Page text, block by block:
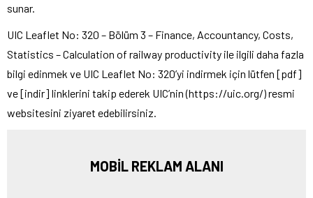
sunar.
UIC Leaflet No: 320 – Bölüm 3 – Finance, Accountancy, Costs,
Statistics – Calculation of railway productivity ile ilgili daha fazla
bilgi edinmek ve UIC Leaflet No: 320’yi indirmek için lütfen [pdf]
ve [indir] linklerini takip ederek UIC’nin (https://uic.org/) resmi
websitesini ziyaret edebilirsiniz.
MOBİL REKLAM ALANI